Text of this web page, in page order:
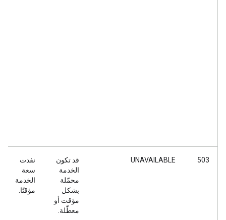
503
UNAVAILABLE
قد تكون
الخدمة
محمّلة
بشكل
مؤقت أو
معطّلة.
نفدت
سعة
الخدمة
مؤقتًا.